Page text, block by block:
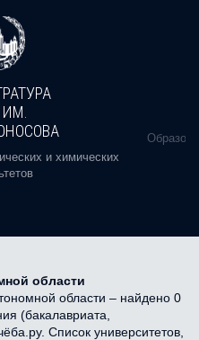
и химических
области
области – найдено 0
(бакалавриата,
Список университетов,